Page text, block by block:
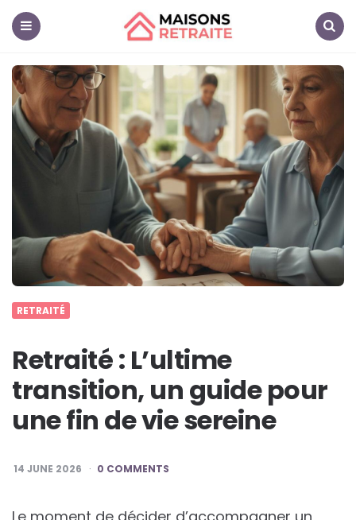
Maisons
Retraite
RETRAITÉ
Retraité : L’ultime
transition, un guide pour
une fin de vie sereine
14 JUNE 2026 0 COMMENTS